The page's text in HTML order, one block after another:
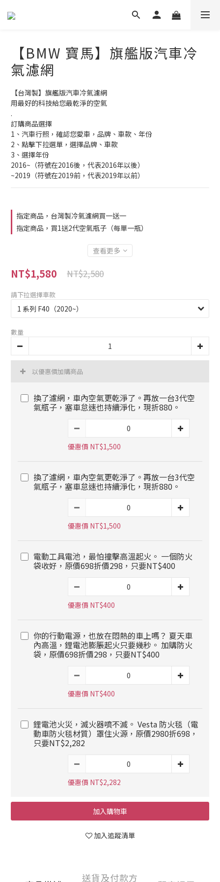
【BMW 寶馬】旗艦版汽車冷
氣濾網
【台灣製】旗艦版汽車冷氣濾網
用最好的科技給您最乾淨的空氣
.
訂購商品選擇
1、汽車行照，確認您愛車，品牌、車款、年份
2、點擊下拉選單，選擇品牌、車款
3、選擇年份
2016~（符號在2016後，代表2016年以後）
~2019（符號在2019前，代表2019年以前）
指定商品，台灣製冷氣濾網買一送一
指定商品，買1送2代空氣瓶子（每單一瓶）
查看更多
NT$1,580 NT$2,580
請下拉選擇車款
數量
以優惠價加購商品
換了濾網，車內空氣更乾淨了。再放一台3代空
氣瓶子，塞車怠速也持續淨化，現折880。
優惠價 NT$1,500
換了濾網，車內空氣更乾淨了。再放一台3代空
氣瓶子，塞車怠速也持續淨化，現折880。
優惠價 NT$1,500
電動工具電池，最怕撞擊高溫起火。 一個防火
袋收好，原價698折價298，只要NT$400
優惠價 NT$400
你的行動電源，也放在悶熱的車上嗎？ 夏天車
內高溫，鋰電池膨脹起火只要幾秒。 加購防火
袋，原價698折價298，只要NT$400
優惠價 NT$400
鋰電池火災，滅火器噴不滅。 Vesta 防火毯（電
動車防火毯材質）罩住火源，原價2980折698，
只要NT$2,282
優惠價 NT$2,282
加入購物車
加入追蹤清單
送貨及付款方